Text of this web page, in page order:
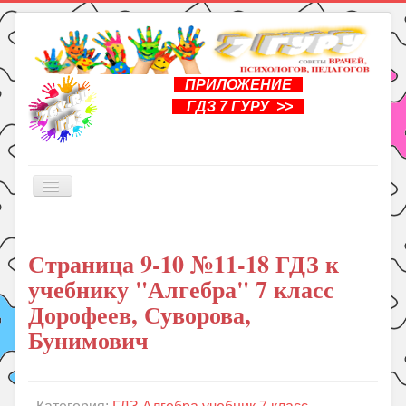
ПРИЛОЖЕНИЕ
ГДЗ 7 ГУРУ >>
Включить/
Книги
Рукоделие
Подготовка к школе
Уроки
Страница 9-10 №11-18 ГДЗ к
учебнику "Алгебра" 7 класс
Дорофеев, Суворова,
Бунимович